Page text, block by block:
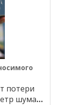
потери
шума…